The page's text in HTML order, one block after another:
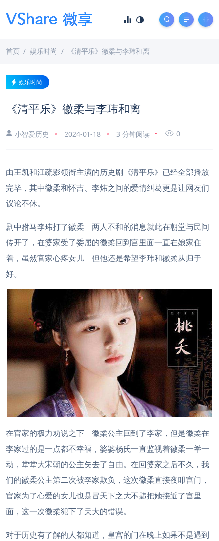
首页 娱乐时尚 《清平乐》徽柔与李玮和离
娱乐时尚
《清平乐》徽柔与李玮和离
小智爱历史 2024-01-18 3 分钟阅读 0
由王凯和江疏影领衔主演的历史剧《清平乐》已经全部播放
完毕，其中徽柔和怀吉、李炜之间的爱情纠葛更是让网友们
议论不休。
剧中驸马李玮打了徽柔，两人不和的消息就此在朝堂与民间
传开了，在婆家受了委屈的徽柔回到宫里面一直在娘家住
着，虽然官家心疼女儿，但他还是希望李玮和徽柔从归于
好。
在官家的极力劝说之下，徽柔公主回到了李家，但是徽柔在
李家过的是一点都不幸福，婆婆杨氏一直监视着徽柔一举一
动，堂堂大宋朝的公主失去了自由。在回婆家之后不久，我
们的徽柔公主第二次被李家欺负，这次徽柔直接夜叩宫门，
官家为了心爱的女儿也是冒天下之大不韪把她接近了宫里
面，这一次徽柔犯下了天大的错误。
对于历史有了解的人都知道，皇宫的门在晚上如果不是遇到